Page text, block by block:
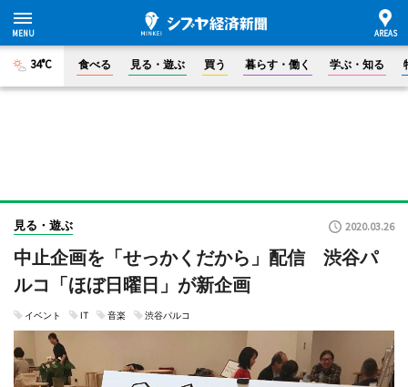
34°C 食べる 見る・遊ぶ 買う 暮らす・働く 学ぶ・知る
見る・遊ぶ 2020.03.26
中止企画を「せっかくだから」配信 渋谷パ
ルコ「ほぼ日曜日」が新企画
イベント IT 音楽 渋谷パルコ